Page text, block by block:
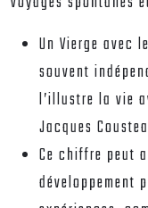
Un Vierge avec
souvent
l’illustre la vie
Jacques
Ce chiffre peut
développement